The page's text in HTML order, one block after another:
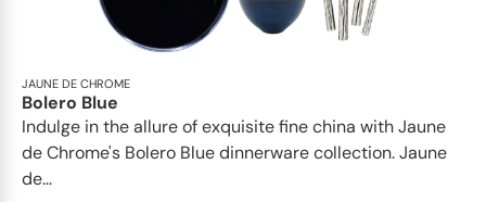
JAUNE DE CHROME
Bolero Blue
Indulge in the allure of exquisite fine china with Jaune
de Chrome's Bolero Blue dinnerware collection. Jaune
de...